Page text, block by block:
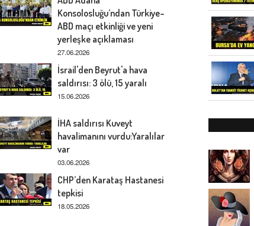
Konsolosluğu’ndan Türkiye–
ABD maçı etkinliği ve yeni
yerleşke açıklaması
27.06.2026
İsrail'den Beyrut'a hava
saldırısı: 3 ölü, 15 yaralı
15.06.2026
İHA saldırısı Kuveyt
havalimanını vurdu:Yaralılar
var
03.06.2026
CHP’den Karataş Hastanesi
tepkisi
18.05.2026